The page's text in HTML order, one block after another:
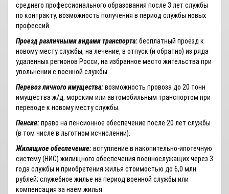
среднего профессионального образования после 3 лет службы
по контракту, возможность получения в период службы новых
профессий.
Проезд различными видами транспорта:бесплатный проезд к
новому месту службы, на лечение, в отпуск (и обратно) из ряда
удаленных регионов Росси, на избранное место жительства при
увольнении с военной службы.
Перевоз личного имущества:возможность провоза до 20 тонн
имущества ж/д, морским или автомобильным транспортом при
переводе к новому месту службы.
Пенсия:право на пенсионное обеспечение после 20 лет службы
(в том числе в льготном исчислении).
Жилищное обеспечение:вступление в накопительно-ипотечную
систему (НИС) жилищного обеспечения военнослужащих через 3
года службы и приобретения жилья стоимостью до 6,0 млн.
рублей; служебное жилье на период военной службы или
компенсация за наем жилья.